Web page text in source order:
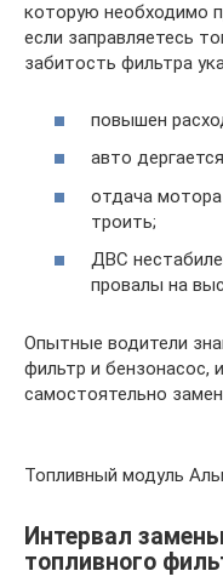
которую необходимо
если заправляетесь
забитость фильтра
повышен
авто
отдача мотора
троить;
ДВС
провалы на
Опытные водители
фильтр и бензонасос,
самостоятельно
Топливный модуль
Интервал
топливного